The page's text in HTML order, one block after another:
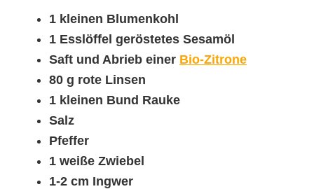
1 kleinen Blumenkohl
1 Esslöffel geröstetes Sesamöl
Saft und Abrieb einer Bio-Zitrone
80 g rote Linsen
1 kleinen Bund Rauke
Salz
Pfeffer
1 weiße Zwiebel
1-2 cm Ingwer